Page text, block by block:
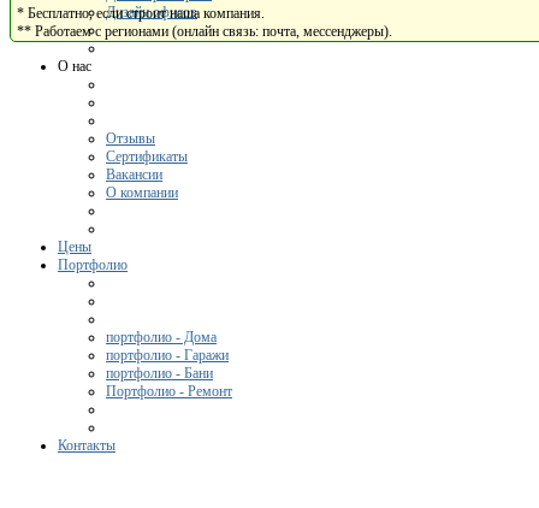
Дизайн офисов
О нас
Отзывы
Сертификаты
Вакансии
О компании
Цены
Портфолио
портфолио - Дома
портфолио - Гаражи
портфолио - Бани
Портфолио - Ремонт
Контакты
* Бесплатно, если строит наша компания.
** Работаем с регионами (онлайн связь: почта, мессенджеры).